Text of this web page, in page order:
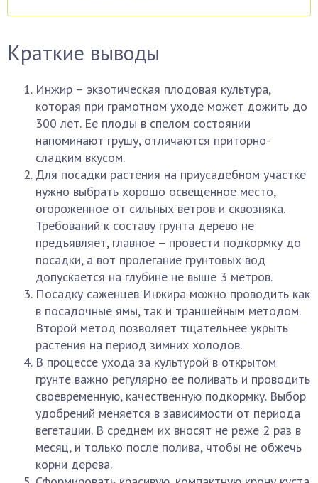
Краткие выводы
Инжир – экзотическая плодовая культура,
которая при грамотном уходе может дожить до
300 лет. Ее плоды в спелом состоянии
напоминают грушу, отличаются приторно-
сладким вкусом.
Для посадки растения на приусадебном участке
нужно выбрать хорошо освещенное место,
огороженное от сильных ветров и сквозняка.
Требований к составу грунта дерево не
предъявляет, главное – провести подкормку до
посадки, а вот пролегание грунтовых вод
допускается на глубине не выше 3 метров.
Посадку саженцев Инжира можно проводить как
в посадочные ямы, так и траншейным методом.
Второй метод позволяет тщательнее укрыть
растения на период зимних холодов.
В процессе ухода за культурой в открытом
грунте важно регулярно ее поливать и проводить
своевременную, качественную подкормку. Выбор
удобрений меняется в зависимости от периода
вегетации. В среднем их вносят не реже 2 раз в
месяц, и только после полива, чтобы не обжечь
корни дерева.